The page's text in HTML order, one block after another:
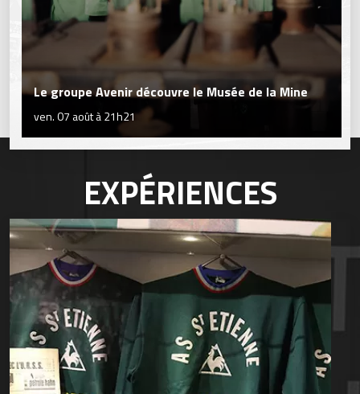
Le groupe Avenir découvre le Musée de la Mine
ven. 07 août à 21h21
EXPÉRIENCES